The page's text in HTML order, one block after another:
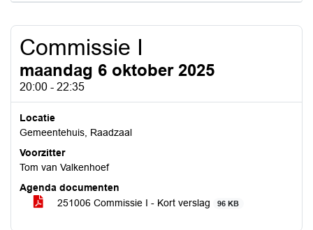
Commissie I
maandag 6 oktober 2025
20:00 - 22:35
Locatie
Gemeentehuis, Raadzaal
Voorzitter
Tom van Valkenhoef
Agenda documenten
251006 Commissie I - Kort verslag
96 KB